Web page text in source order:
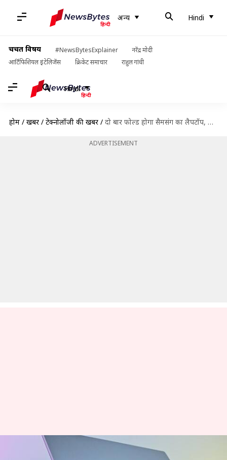
अन्य Hindi
चर्चित विषय #NewsBytesExplainer
नरेंद्र मोदी
आर्टिफिशियल इंटेलिजेंस
क्रिकेट समाचार राहुल गांधी
Hindi
होम / खबरें / टेक्नोलॉजी की खबरें / दो बार फोल्ड होगा सैमसंग का लैपटॉप, कंपनी ने लिया अनोखा पेटेंट
ADVERTISEMENT
दो बार फोल्ड होगा सैमसंग का